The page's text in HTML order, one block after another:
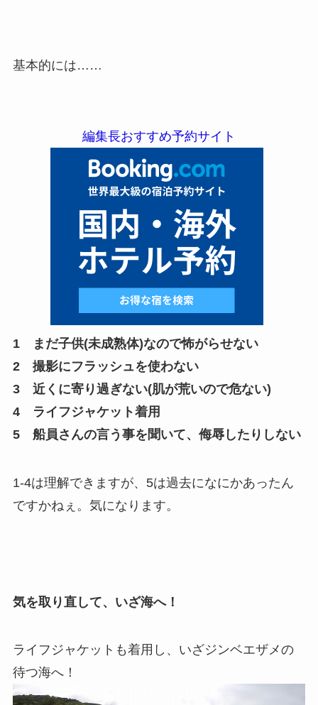
基本的には……
編集長おすすめ予約サイト
1 まだ子供(未成熟体)なので怖がらせない
2 撮影にフラッシュを使わない
3 近くに寄り過ぎない(肌が荒いので危ない)
4 ライフジャケット着用
5 船員さんの言う事を聞いて、侮辱したりしない
1-4は理解できますが、5は過去になにかあったん
ですかねぇ。気になります。
気を取り直して、いざ海へ！
ライフジャケットも着用し、いざジンベエザメの
待つ海へ！